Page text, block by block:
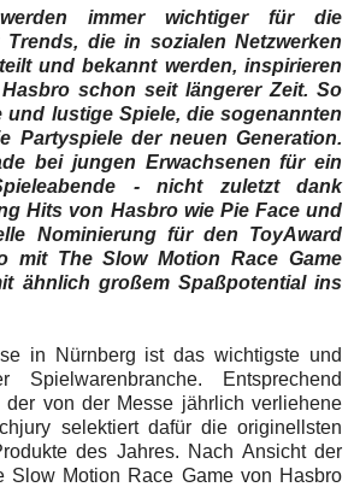
immer wichtiger für die
Trends, die in sozialen Netzwerken
und bekannt werden, inspirieren
schon seit längerer Zeit. So
und lustige Spiele, die sogenannten
Partyspiele der neuen Generation.
bei jungen Erwachsenen für ein
- nicht zuletzt dank
Hits von Hasbro wie Pie Face und
Nominierung für den ToyAward
mit The Slow Motion Race Game
ähnlich großem Spaßpotential ins
in Nürnberg ist das wichtigste und
Entsprechend
der von der Messe jährlich verliehene
selektiert dafür die originellsten
des Jahres. Nach Ansicht der
Slow Motion Race Game von Hasbro